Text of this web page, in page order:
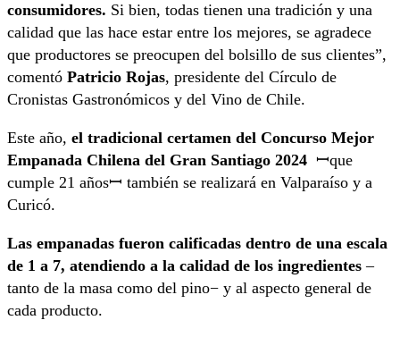
consumidores. Si bien, todas tienen una tradición y una
calidad que las hace estar entre los mejores, se agradece
que productores se preocupen del bolsillo de sus clientes”,
comentó Patricio Rojas, presidente del Círculo de
Cronistas Gastronómicos y del Vino de Chile.
Este año, el tradicional certamen del Concurso Mejor
Empanada Chilena del Gran Santiago 2024 ꟷque
cumple 21 añosꟷ también se realizará en Valparaíso y a
Curicó.
Las empanadas fueron calificadas dentro de una escala
de 1 a 7, atendiendo a la calidad de los ingredientes–
tanto de la masa como del pino− y al aspecto general de
cada producto.